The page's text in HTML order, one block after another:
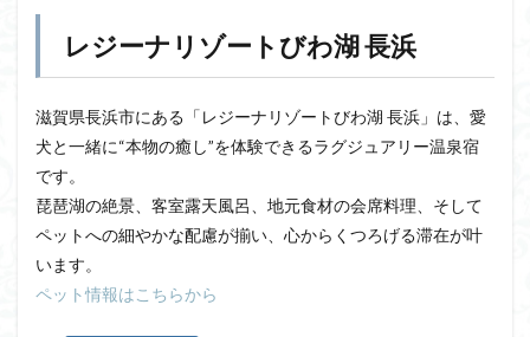
レジーナリゾートびわ湖 長浜
滋賀県長浜市にある「レジーナリゾートびわ湖 長浜」は、愛
犬と一緒に“本物の癒し”を体験できるラグジュアリー温泉宿
です。
琵琶湖の絶景、客室露天風呂、地元食材の会席料理、そして
ペットへの細やかな配慮が揃い、心からくつろげる滞在が叶
います。
ペット情報はこちらから